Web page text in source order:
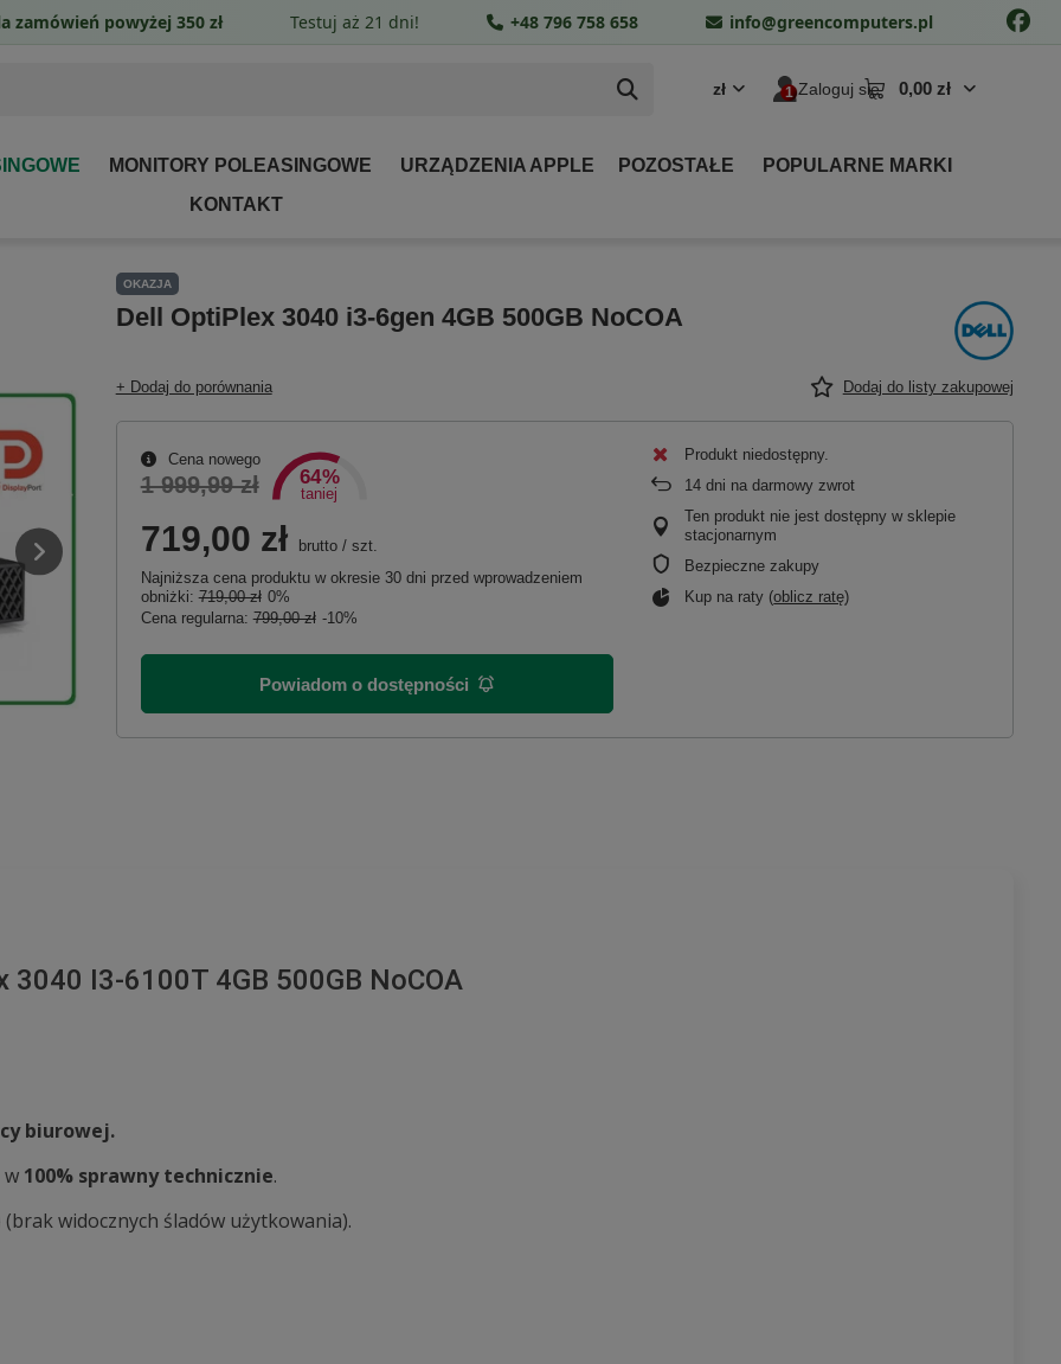
zł Zaloguj się 0,00 zł
MONITORY POLEASINGOWE URZĄDZENIA APPLE POZOSTAŁE
POPULARNE MARKI
KONTAKT
OKAZJA
Dell OptiPlex 3040 i3-6gen 4GB 500GB NoCOA
+ Dodaj do porównania Dodaj do listy zakupowej
Cena nowego
1 999,99 zł 64%
taniej
719,00 zł brutto/ szt.
Najniższa cena produktu w okresie 30 dni przed wprowadzeniem
obniżki:719,00 zł 0%
Cena regularna:799,00 zł -10%
Powiadom o dostępności
Produkt niedostępny
14 dni na darmowy zwrot
Ten produkt nie jest dostępny w sklepie
stacjonarnym
Bezpieczne zakupy
Kup na raty (oblicz ratę)
3040 I3-6100T 4GB 500GB NoCOA
biurowej.
100% sprawny technicznie.
(brak widocznych śladów użytkowania).
zamówień powyżej 350 zł Testuj aż 21 dni! +48 796 758 658 info@greencomputers.pl